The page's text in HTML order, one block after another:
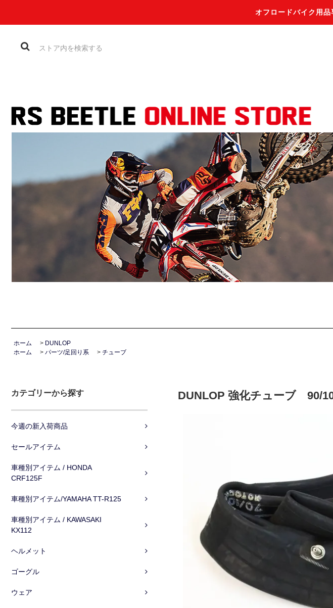
オフロードバイク用
ホーム > DUNLOP
ホーム
> パーツ/足回り系 > チューブ
カテゴリーから探す
今週の新入荷商品
セールアイテム
車種別アイテム / HONDA
CRF125F
車種別アイテム/YAMAHA TT-R125
車種別アイテム / KAWASAKI
KX112
ヘルメット
ゴーグル
ウェア
DUNLOP 強化チューブ 90/